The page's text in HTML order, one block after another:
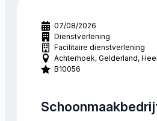
07/08/2026
Dienstverlening
Facilitaire dienstverlening
Achterhoek Gelderland
B10056